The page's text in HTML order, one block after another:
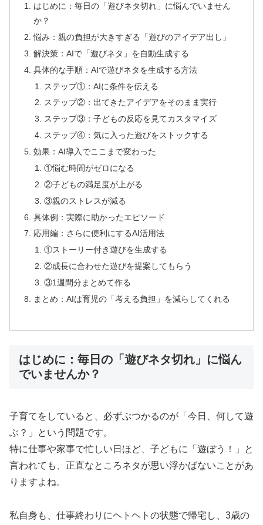
はじめに：毎日の「遊びネタ切れ」に悩んでいません
か？
悩み：親の負担が大きすぎる「遊びのアイデア出し」
解決策：AIで「遊びネタ」を自動生成する
具体的な手順：AIで遊びネタを生成する方法
ステップ①：AIに条件を伝える
ステップ②：出てきたアイデアをそのまま実行
ステップ③：子どもの反応を見てカスタマイズ
ステップ④：気に入った遊びをストックする
効果：AI導入でここまで変わった
①悩む時間がゼロになる
②子どもの満足度が上がる
③親のストレスが減る
具体例：実際に助かったエピソード
応用編：さらに便利にするAI活用法
①ストーリー付き遊びを生成する
②成長に合わせた遊びを提案してもらう
③1週間分まとめて作る
まとめ：AIは育児の「考える負担」を減らしてくれる
はじめに：毎日の「遊びネタ切れ」に悩ん
でいませんか？
子育てをしていると、必ずぶつかるのが「今日、何して遊
ぶ？」という問題です。
特に仕事や家事で忙しい日ほど、子どもに「遊ぼう！」と
言われても、正直なところネタが思い浮かばないことがあ
りますよね。
私自身も、仕事終わりにヘトヘトの状態で帰宅し、3歳の